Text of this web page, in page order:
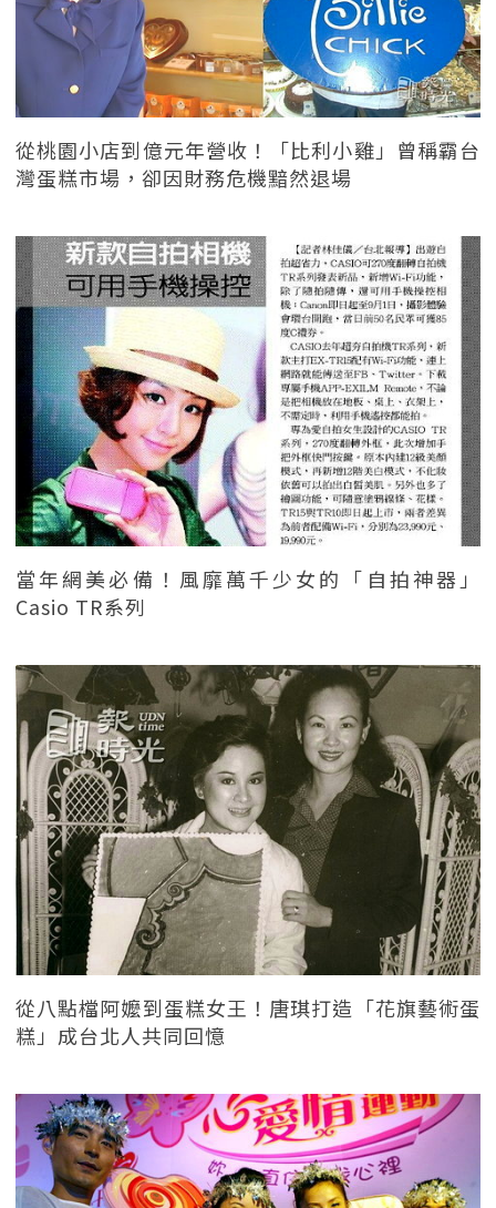
從桃園小店到億元年營收！「比利小雞」曾稱霸台
灣蛋糕市場，卻因財務危機黯然退場
當年網美必備！風靡萬千少女的「自拍神器」
Casio TR系列
從八點檔阿嬤到蛋糕女王！唐琪打造「花旗藝術蛋
糕」成台北人共同回憶